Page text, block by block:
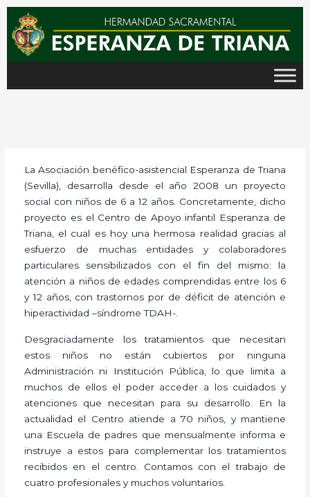
contenido
La Asociación benéfico-asistencial Esperanza de Triana
(Sevilla), desarrolla desde el año 2008 un proyecto
social con niños de 6 a 12 años. Concretamente, dicho
proyecto es el Centro de Apoyo infantil Esperanza de
Triana, el cual es hoy una hermosa realidad gracias al
esfuerzo de muchas entidades y colaboradores
particulares sensibilizados con el fin del mismo: la
atención a niños de edades comprendidas entre los 6
y 12 años, con trastornos por de déficit de atención e
hiperactividad –síndrome TDAH-.
Desgraciadamente los tratamientos que necesitan
estos niños no están cubiertos por ninguna
Administración ni Institución Pública, lo que limita a
muchos de ellos el poder acceder a los cuidados y
atenciones que necesitan para su desarrollo. En la
actualidad el Centro atiende a 70 niños, y mantiene
una Escuela de padres que mensualmente informa e
instruye a estos para complementar los tratamientos
recibidos en el centro. Contamos con el trabajo de
cuatro profesionales y muchos voluntarios.